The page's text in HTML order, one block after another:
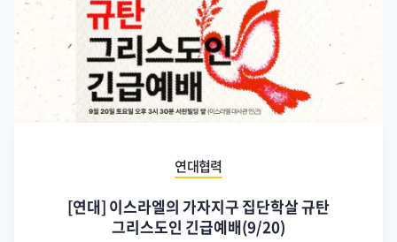
연대협력
[연대] 이스라엘의 가자지구 집단학살 규탄
그리스도인 긴급예배(9/20)